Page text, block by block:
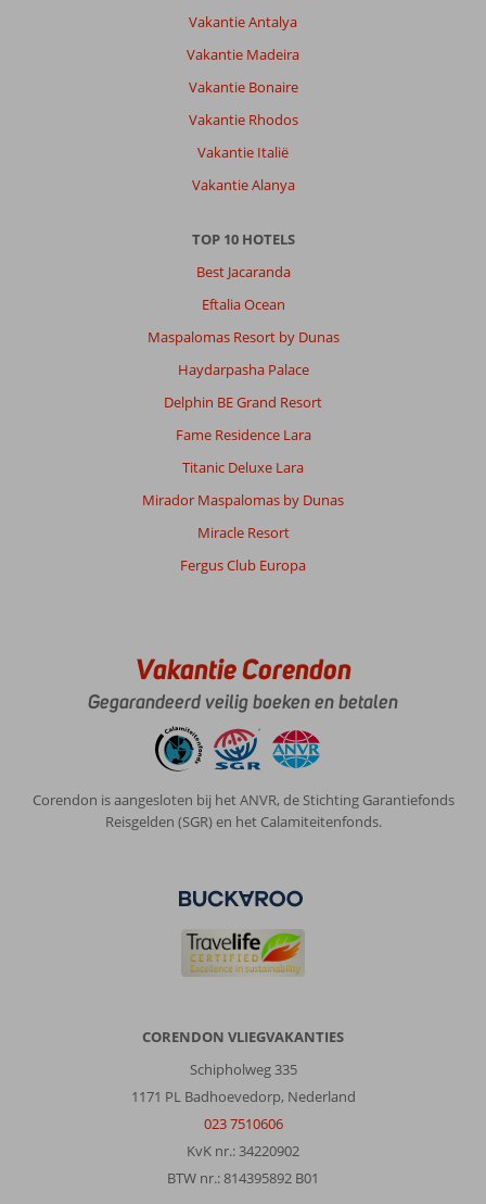
Vakantie Antalya
Vakantie Madeira
Vakantie Bonaire
Vakantie Rhodos
Vakantie Italië
Vakantie Alanya
TOP 10 HOTELS
Best Jacaranda
Eftalia Ocean
Maspalomas Resort by Dunas
Haydarpasha Palace
Delphin BE Grand Resort
Fame Residence Lara
Titanic Deluxe Lara
Mirador Maspalomas by Dunas
Miracle Resort
Fergus Club Europa
Vakantie Corendon
Gegarandeerd veilig boeken en betalen
Corendon is aangesloten bij het ANVR, de Stichting Garantiefonds
Reisgelden (SGR) en het Calamiteitenfonds.
CORENDON VLIEGVAKANTIES
Schipholweg 335
1171 PL Badhoevedorp, Nederland
023 7510606
KvK nr.: 34220902
BTW nr.: 814395892 B01